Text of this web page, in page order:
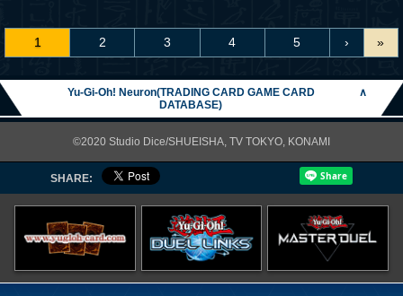
1 2 3 4 5 › »
Yu-Gi-Oh! Neuron(TRADING CARD GAME CARD
DATABASE)
∧
©2020 Studio Dice/SHUEISHA, TV TOKYO, KONAMI
SHARE: